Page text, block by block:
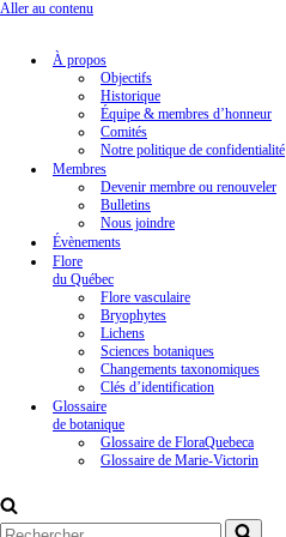
Aller au contenu
À propos
Objectifs
Historique
Équipe & membres d’honneur
Comités
Notre politique de confidentialité
Membres
Devenir membre ou renouveler
Bulletins
Nous joindre
Évènements
Flore
du Québec
Flore vasculaire
Bryophytes
Lichens
Sciences botaniques
Changements taxonomiques
Clés d’identification
Glossaire
de botanique
Glossaire de FloraQuebeca
Glossaire de Marie-Victorin
Rechercher...